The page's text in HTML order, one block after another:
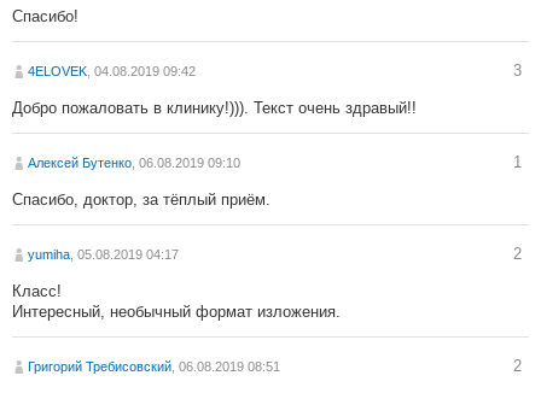
Спасибо!
4ELOVEK , 04.08.2019 09:42 3
Добро пожаловать в клинику!))). Текст очень здравый!!
Алексей Бутенко , 06.08.2019 09:10 1
Спасибо, доктор, за тёплый приём.
yumiha , 05.08.2019 04:17 2
Класс!
Интересный, необычный формат изложения.
Григорий Требисовский , 06.08.2019 08:51 2